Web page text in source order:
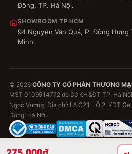
Đông, TP. Hà Nội.
SHOWROOM TP.HCM
94 Nguyễn Văn Quá, P. Đông Hưng
Minh.
© 2026 CÔNG TY CỔ PHẦN THƯƠNG
MST 0109514772 do Sở KH&ĐT TP. Hà
Ngọc Vương. Địa chỉ: Lô C21 - Ô 2, KĐT
Đông, Hà Nội.
VISA MASTERCARD